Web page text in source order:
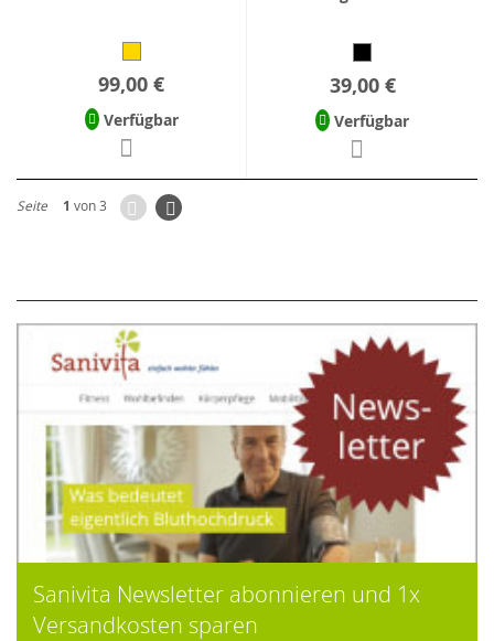
99,00 €
Verfügbar
39,00 €
Verfügbar
Seite 1 von 3 ZurückSeite
Weiter
Sanivita Newsletter abonnieren und 1x
Versandkosten sparen